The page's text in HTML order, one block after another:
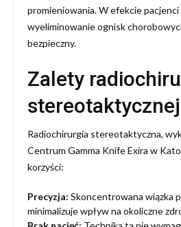
promieniowania. W efekcie pacjenci
wyeliminowanie ognisk
bezpieczny.
Zalety
stereotaktycznej
Radiochirurgia stereotaktyczna,
Centrum Gamma Knife Exira w
korzyści:
Precyzja: Skoncentrowana wiązka
minimalizuje wpływ na okoliczne